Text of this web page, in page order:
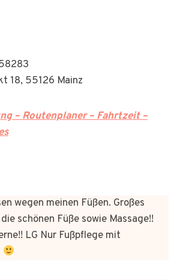
18, 55126 Mainz
– Routenplaner – Fahrtzeit –
wegen meinen Füßen. Großes
schönen Füße sowie Massage!!
LG Nur Fußpflege mit